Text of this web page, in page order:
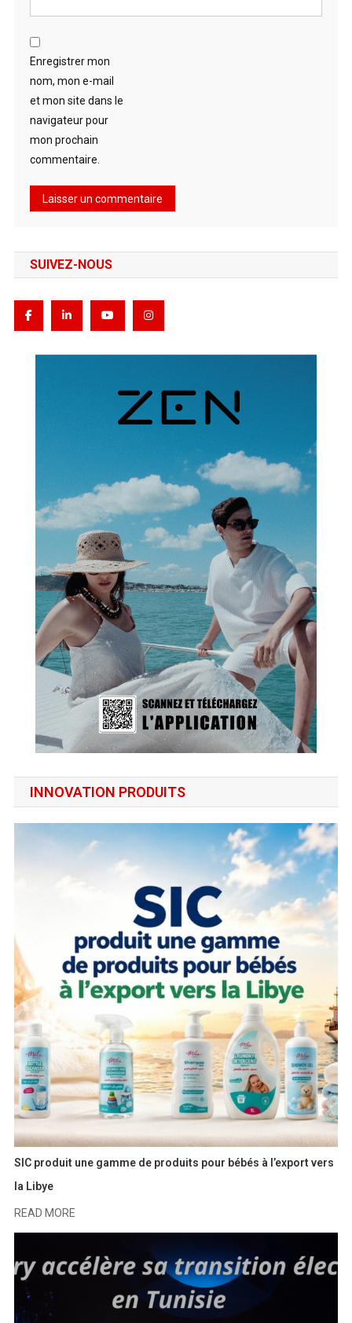
Enregistrer mon
nom, mon e-mail
et mon site dans le
navigateur pour
mon prochain
commentaire.
SUIVEZ-NOUS
INNOVATION PRODUITS
SIC produit une gamme de produits pour bébés à l’export vers
la Libye
READ MORE